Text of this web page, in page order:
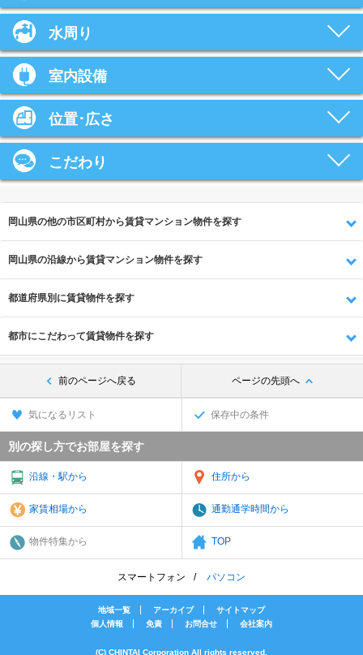
水周り
室内設備
位置･広さ
こだわり
岡山県の他の市区町村から賃貸マンション物件を探す
岡山県の沿線から賃貸マンション物件を探す
都道府県別に賃貸物件を探す
都市にこだわって賃貸物件を探す
前のページへ戻る ページの先頭へ
気になるリスト 保存中の条件
別の探し方でお部屋を探す
沿線・駅から 住所から
家賃相場から 通勤通学時間から
物件特集から TOP
スマートフォン パソコン
地域一覧 アーカイブ
サイトマップ
個人情報
免責 お問合せ 会社案内
(C) CHINTAI Corporation All rights reserved.